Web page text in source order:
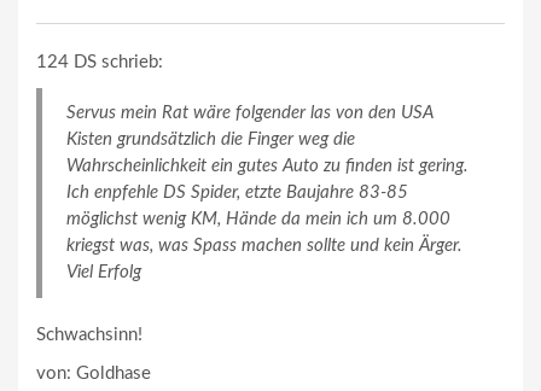
124 DS schrieb:
Servus mein Rat wäre folgender las von den USA
Kisten grundsätzlich die Finger weg die
Wahrscheinlichkeit ein gutes Auto zu finden ist gering.
Ich enpfehle DS Spider, etzte Baujahre 83-85
möglichst wenig KM, Hände da mein ich um 8.000
kriegst was, was Spass machen sollte und kein Ärger.
Viel Erfolg
Schwachsinn!
von: Goldhase